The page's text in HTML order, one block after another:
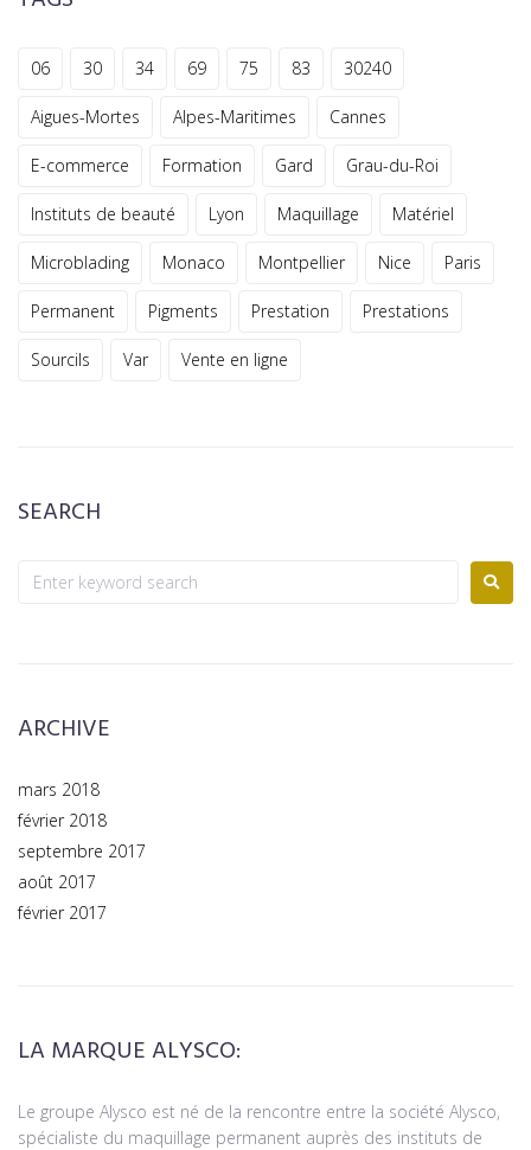
06 30 34 69 75 83 30240
Aigues-Mortes Alpes-Maritimes Cannes
E-commerce Formation Gard Grau-du-Roi
Instituts de beauté Lyon Maquillage Matériel
Microblading Monaco Montpellier Nice Paris
Permanent Pigments Prestation Prestations
Sourcils Var Vente en ligne
SEARCH
ARCHIVE
mars 2018
février 2018
septembre 2017
août 2017
février 2017
LA MARQUE ALYSCO:
Le groupe Alysco est né de la rencontre entre la société Alysco,
spécialiste du maquillage permanent auprès des instituts de